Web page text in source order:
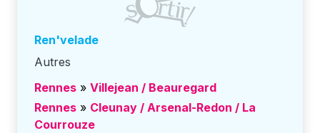
Ren'velade
Autres
Rennes » Villejean / Beauregard
Rennes » Cleunay / Arsenal-Redon / La
Courrouze